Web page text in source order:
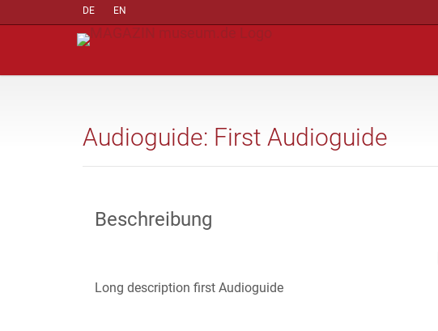
DE EN
Audioguide: First Audioguide
Beschreibung
Long description first Audioguide